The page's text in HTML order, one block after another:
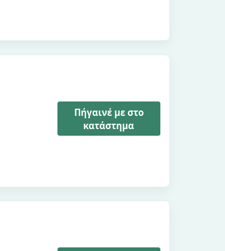
Πήγαινέ με στο
κατάστημα